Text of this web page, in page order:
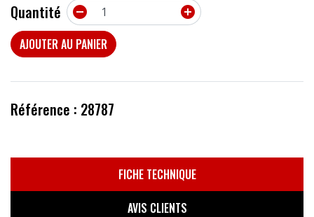
Quantité 

AJOUTER AU PANIER
Référence : 28787
FICHE TECHNIQUE
AVIS CLIENTS